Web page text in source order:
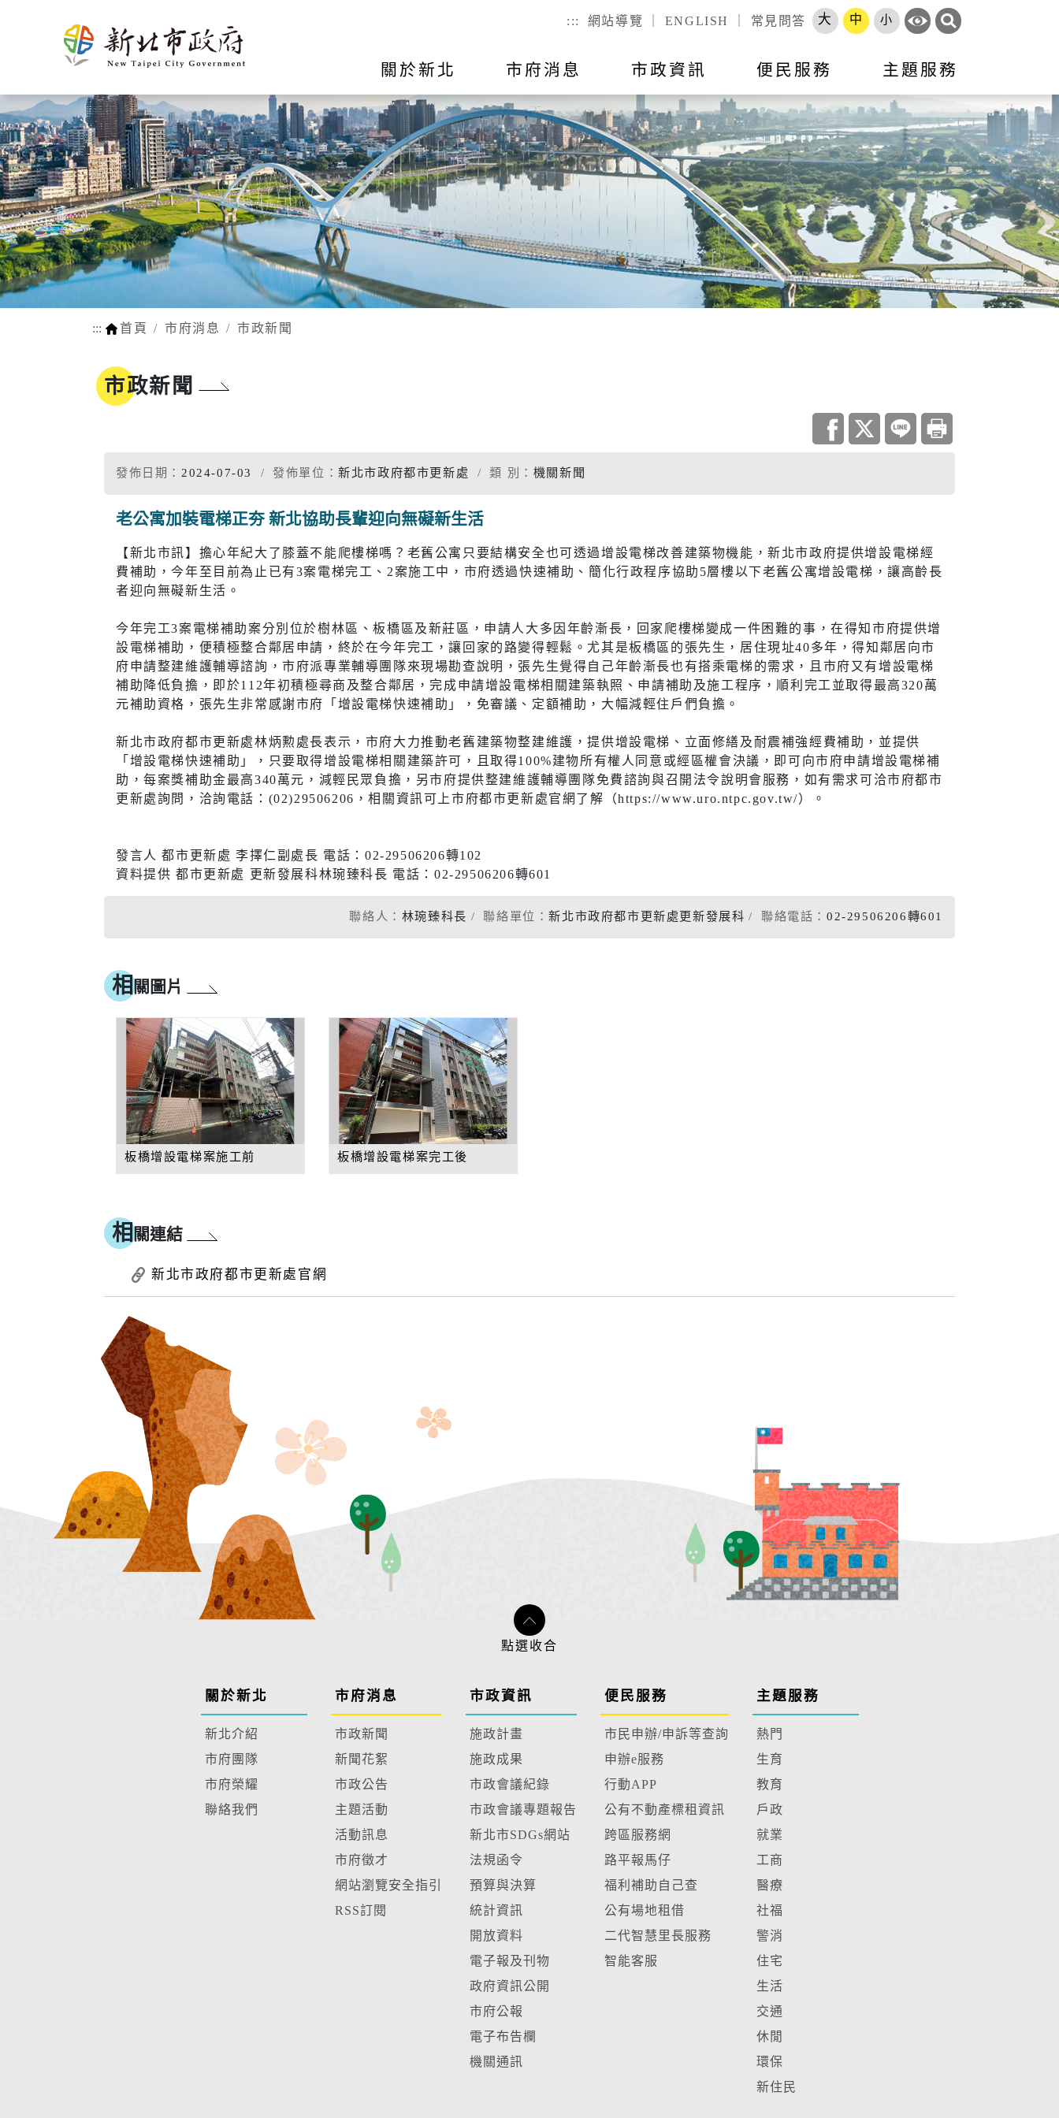
::: 網站導覽 ENGLISH 常見問答 大 中 小
關於新北
新北介
紹
地理氣候
人口概況
交通概述
文化
姊妹市及
友好城市
新北市標
誌
市府團
隊
市府組織
市政府
各機關
區公所
市府榮
耀
聯絡我
們
市府消息
市政新聞 新聞花絮 市政公告 主題活動 活動訊息
市府徵才 網站瀏覽安全指引 RSS訂閱
市政資訊
施政計畫 施政成果 出國報告 市政會議紀錄 市政會議專題報告
新北市SDGs網站 法規函令 預算與決算
總預算
總決算
統計資訊
議員所提地方建設建議
對民間團體補（捐）助
民生統計速報
開放資料
電子報及刊物
便民服務
市民申辦/申訴等查
詢
申辦e服務 行動APP 公有不動產標租資訊 跨區服務網
路平報馬仔 福利補助自己查 公有場地租借 二代智慧里長服務 智能客服
主題服務
熱門
動物認養
公設認養
網站連結
行動APP
常見問答
參與式預算
生育
孕前保健
生育獎勵
身心障礙者懷孕手冊
醫療保健
育兒托育
教育
幼兒
國小
國高中
特殊教育
學習階段資源
戶政
戶籍登記申辦須知
服務時間
戶政規費收費標準
戶籍罰鍰處罰金額基準
表
異地申辦項目
就業
就業資訊
勞工大學
市府徵才
職訓補給站
原住民人力資源網
工商投資簡介
促參招商網
醫療
衛生所入口網
醫療院所
醫療篩檢
社福
老人福利機構
脆弱家庭服務
社會福利服務中心
警消
消防分隊
婦幼安全
防災資訊
水域安全宣導
住宅
都市更新
居住服務
生活
市場購物
新北市iMAP
樹木保護專區
交通
即時路況
公車資訊
免費新北市新巴士
新北市酒後代駕業者資
訊
休閒
運動場館介紹
運動地圖
河濱公園綠地
環保
資源回收資訊網
新住民
新住民72小時華語成教
::: 首頁 市府消息 市政新聞
市政新聞
發佈日期： 2024-07-03 發佈單位：新北市政府都市更新處 類 別： 機關新聞
老公寓加裝電梯正夯 新北協助長輩迎向無礙新生活
【新北市訊】擔心年紀大了膝蓋不能爬樓梯嗎？老舊公寓只要結構安全也可透過增設電梯改善建築物機能，新北市政府提供增設電梯經
費補助，今年至目前為止已有3案電梯完工、2案施工中，市府透過快速補助、簡化行政程序協助5層樓以下老舊公寓增設電梯，讓高齡長
者迎向無礙新生活。
今年完工3案電梯補助案分別位於樹林區、板橋區及新莊區，申請人大多因年齡漸長，回家爬樓梯變成一件困難的事，在得知市府提供增
設電梯補助，便積極整合鄰居申請，終於在今年完工，讓回家的路變得輕鬆。尤其是板橋區的張先生，居住現址40多年，得知鄰居向市
府申請整建維護輔導諮詢，市府派專業輔導團隊來現場勘查說明，張先生覺得自己年齡漸長也有搭乘電梯的需求，且市府又有增設電梯
補助降低負擔，即於112年初積極尋商及整合鄰居，完成申請增設電梯相關建築執照、申請補助及施工程序，順利完工並取得最高320萬
元補助資格，張先生非常感謝市府「增設電梯快速補助」，免審議、定額補助，大幅減輕住戶們負擔。
新北市政府都市更新處林炳勲處長表示，市府大力推動老舊建築物整建維護，提供增設電梯、立面修繕及耐震補強經費補助，並提供
「增設電梯快速補助」，只要取得增設電梯相關建築許可，且取得100%建物所有權人同意或經區權會決議，即可向市府申請增設電梯補
助，每案獎補助金最高340萬元，減輕民眾負擔，另市府提供整建維護輔導團隊免費諮詢與召開法令說明會服務，如有需求可洽市府都市
更新處詢問，洽詢電話：(02)29506206，相關資訊可上市府都市更新處官網了解（https://www.uro.ntpc.gov.tw/）。
發言人 都市更新處 李擇仁副處長 電話：02-29506206轉102
資料提供 都市更新處 更新發展科林琬臻科長 電話：02-29506206轉601
聯絡人： 林琬臻科長 聯絡單位：新北市政府都市更新處更新發展科 聯絡電話： 02-29506206轉601
相 關圖片
板橋增設電梯案施工前 板橋增設電梯案完工後
相 關連結
新北市政府都市更新處官網
關於新北
新北介紹
市府團隊
市府榮耀
聯絡我們
市府消息
市政新聞
新聞花絮
市政公告
主題活動
活動訊息
市府徵才
網站瀏覽安全指引
RSS訂閱
市政資訊
施政計畫
施政成果
市政會議紀錄
市政會議專題報告
新北市SDGs網站
法規函令
預算與決算
統計資訊
開放資料
電子報及刊物
政府資訊公開
市府公報
電子布告欄
機關通訊
便民服務
市民申辦/申訴等查詢
申辦e服務
行動APP
公有不動產標租資訊
跨區服務網
路平報馬仔
福利補助自己查
公有場地租借
二代智慧里長服務
智能客服
主題服務
熱門
生育
教育
戶政
就業
工商
醫療
社福
警消
住宅
生活
交通
休閒
環保
新住民